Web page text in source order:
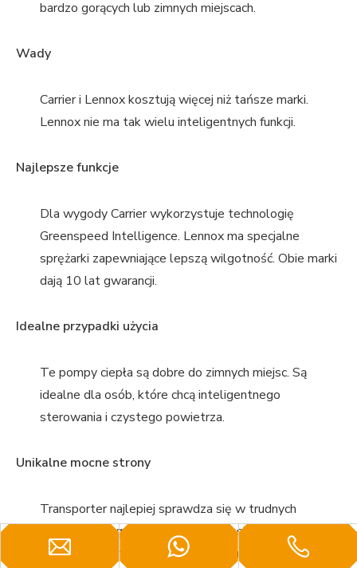
bardzo gorących lub zimnych miejscach.
Wady
Carrier i Lennox kosztują więcej niż tańsze marki.
Lennox nie ma tak wielu inteligentnych funkcji.
Najlepsze funkcje
Dla wygody Carrier wykorzystuje technologię
Greenspeed Intelligence. Lennox ma specjalne
sprężarki zapewniające lepszą wilgotność. Obie marki
dają 10 lat gwarancji.
Idealne przypadki użycia
Te pompy ciepła są dobre do zimnych miejsc. Są
idealne dla osób, które chcą inteligentnego
sterowania i czystego powietrza.
Unikalne mocne strony
Transporter najlepiej sprawdza się w trudnych
warunkach pogodowych. Lennox doskonale nadaje się
do oszczędzania energii i oczyszczania powietrza.